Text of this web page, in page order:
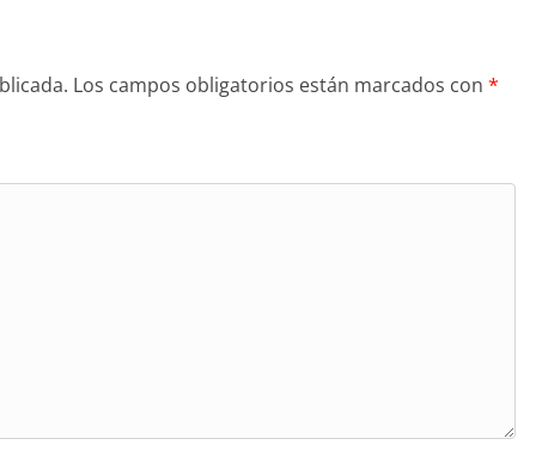
Los campos obligatorios están marcados con *